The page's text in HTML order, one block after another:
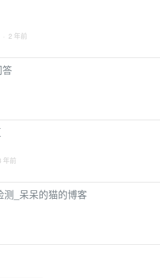
· 2 年前
答
年前
测_呆呆的猫的博客